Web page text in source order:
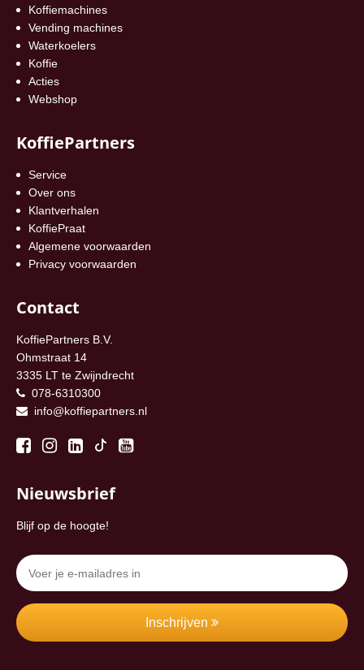
Koffiemachines
Vending machines
Waterkoelers
Koffie
Acties
Webshop
KoffiePartners
Service
Over ons
Klantverhalen
KoffiePraat
Algemene voorwaarden
Privacy voorwaarden
Contact
KoffiePartners B.V.
Ohmstraat 14
3335 LT te Zwijndrecht
078-6310300
info@koffiepartners.nl
Nieuwsbrief
Blijf op de hoogte!
Inschrijven